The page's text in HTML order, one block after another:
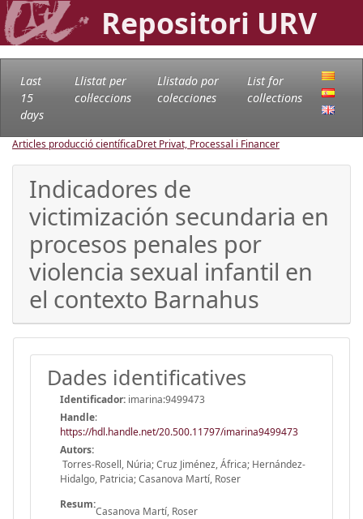
Repositori URV
Last
15
days
Llistat per
col·leccions
Llistado por
colecciones
List for
collections
Articles producció científicaDret Privat, Processal i Financer
Indicadores de
victimización secundaria en
procesos penales por
violencia sexual infantil en
el contexto Barnahus
Dades identificatives
Identificador: imarina:9499473
Handle:
https://hdl.handle.net/20.500.11797/imarina9499473
Autors:
Torres-Rosell, Núria; Cruz Jiménez, África; Hernández-
Hidalgo, Patricia; Casanova Martí, Roser
Resum:
Casanova Martí, Roser